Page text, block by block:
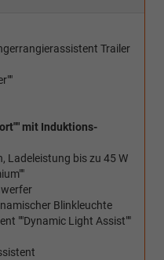
Trailer
mit Induktions-
Ladeleistung bis zu 45 W
Blinkleuchte
""Dynamic Light Assist""